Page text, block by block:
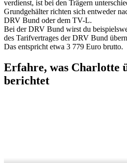
verdienst, ist bei den Trägern
Grundgehälter richten sich entweder
DRV Bund oder dem TV-L.
Bei der DRV Bund wirst du
des Tarifvertrages der DRV Bund
Das entspricht etwa 3 779 Euro brutto.
Erfahre, was Charlotte
berichtet